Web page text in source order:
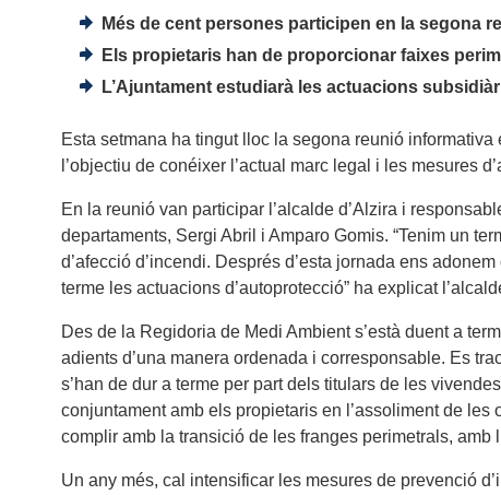
Més de cent persones participen en la segona
Els propietaris han de proporcionar faixes
L’Ajuntament estudiarà les actuacions
Esta setmana ha tingut lloc la segona reunió
l’objectiu de conéixer l’actual marc legal i les mesures
En la reunió van participar l’alcalde d’Alzira i
departaments, Sergi Abril i Amparo Gomis. “Tenim un
d’afecció d’incendi. Després d’esta jornada ens
terme les actuacions d’autoprotecció” ha explicat
Des de la Regidoria de Medi Ambient s’està duent a
adients d’una manera ordenada i corresponsable. Es
s’han de dur a terme per part dels titulars de les
conjuntament amb els propietaris en l’assoliment de
complir amb la transició de les franges perimetrals, amb
Un any més, cal intensificar les mesures de prevenció